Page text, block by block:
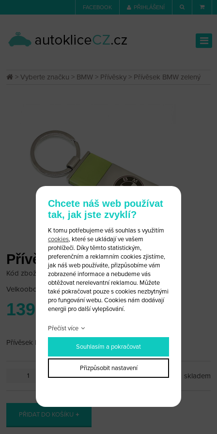
FACEBOOK PŘIHLÁŠENÍ
>Vyberte značku > BMW > Přívěsky > Přívěsek BMW zelený
Přívěsek BMW zelený
Kód zboží: bmw_pr52
Velkoobchodní cena:po přihlášení
139 Kč
Přívěsek BMW
ks skladem
PŘIDAT DO KOŠÍKU
Chcete náš web používat
tak, jak jste zvyklí?
K tomu potřebujeme váš souhlas s využitím
cookies, které se ukládají ve vašem
prohlížeči. Díky těmto statistickým,
preferenčním a reklamním cookies zjistíme,
jak náš web používáte, přizpůsobíme vám
zobrazené informace a nebudeme vás
obtěžovat nerelevantní reklamou. Můžete
také pokračovat pouze s cookies nezbytnými
pro fungování webu. Cookies nám dodávají
energii pro další vylepšování.
Přečíst více
Souhlasím a pokračovat
Přizpůsobit nastavení